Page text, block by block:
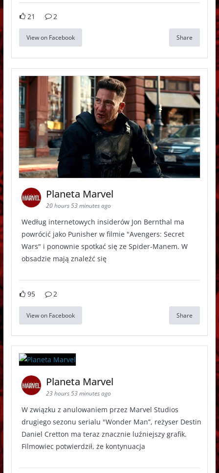
21 2
View on Facebook Share
Planeta Marvel
20 hours 53 minutes ago
Według internetowych insiderów Jon Bernthal ma
powrócić jako Punisher w filmie "Avengers: Secret
Wars" i ponownie spotkać się ze Spider-Manem. W
obsadzie mają znaleźć się
95 2
View on Facebook Share
Planeta Marvel
23 hours 53 minutes ago
W związku z anulowaniem przez Marvel Studios
drugiego sezonu serialu "Wonder Man”, reżyser Destin
Daniel Cretton ma teraz znacznie luźniejszy grafik.
Filmowiec potwierdził, że kontynuacja